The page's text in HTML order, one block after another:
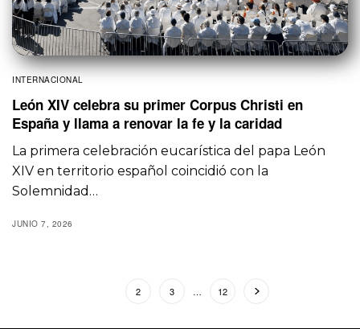
INTERNACIONAL
León XIV celebra su primer Corpus Christi en
España y llama a renovar la fe y la caridad
La primera celebración eucarística del papa León
XIV en territorio español coincidió con la
Solemnidad…
JUNIO 7, 2026
2 3 … 12